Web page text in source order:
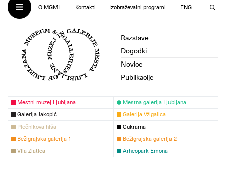
O MGML Kontakti Izobraževalni programi ENG
Razstave
Dogodki
Novice
Publikacije
Mestni muzej Ljubljana
Mestna galerija Ljubljana
Galerija Jakopič
Galerija Vžigalica
Plečnikova hiša
Cukrarna
Bežigrajska galerija 1
Bežigrajska galerija 2
Vila Zlatica
Arheopark Emona